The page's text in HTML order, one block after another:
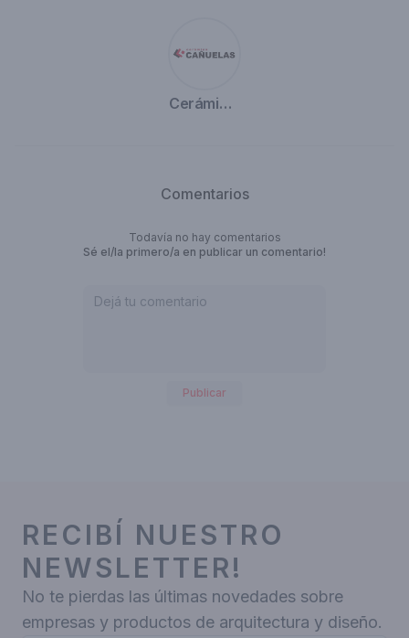
Cerámica Cañuelas
Comentarios
Todavía no hay comentarios
Sé el/la primero/a en publicar un comentario!
Publicar
RECIBÍ NUESTRO
NEWSLETTER!
No te pierdas las últimas novedades sobre
empresas y productos de arquitectura y diseño.